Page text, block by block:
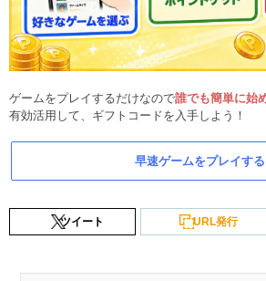
ゲームをプレイするだけなので誰でも簡単に始
有効活用して、ギフトコードを入手しよう！
早速ゲームをプレイする
ツイート URL発行